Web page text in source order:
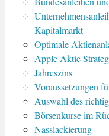
Kapitalmarkt
Optimale
Apple Aktie
Jahreszins
Voraussetzungen
Auswahl des
Börsenkurse im
Nasslackierung